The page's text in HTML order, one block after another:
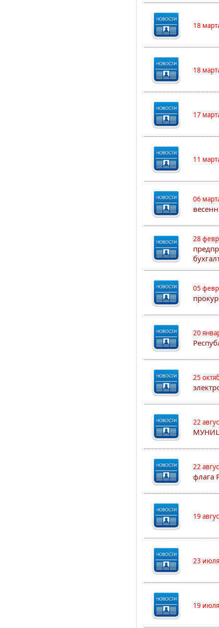
18
18
17
11
06
28
05
20
25
22
22
флага
19
23
19